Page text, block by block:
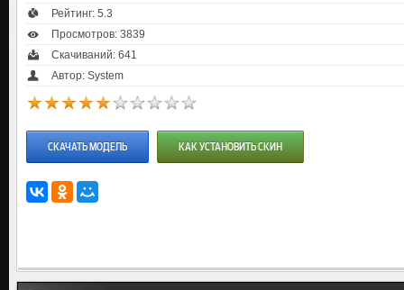
Рейтинг: 5.3
Просмотров: 3839
Скачиваний: 641
Автор: System
СКАЧАТЬ МОДЕЛЬ КАК УСТАНОВИТЬ СКИН